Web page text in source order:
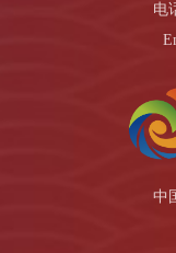
电
中